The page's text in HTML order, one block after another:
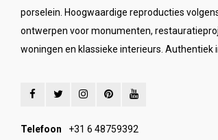
porselein. Hoogwaardige reproducties
ontwerpen voor monumenten,
woningen en klassieke interieurs. Authentiek
Telefoon +31 6 48759392